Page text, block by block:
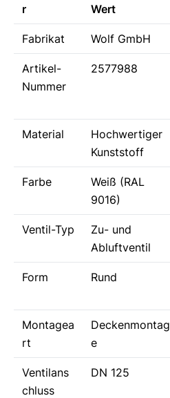
r
Wert
Fabrikat Wolf GmbH
Artikel-
Nummer
2577988
Material
Hochwertiger
Kunststoff
Farbe
Weiß (RAL
9016)
Ventil-Typ
Zu- und
Abluftventil
Form Rund
Montagea
rt
Deckenmontag
e
Ventilans
chluss
DN 125